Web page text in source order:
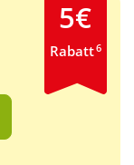
5€
Rabatt6